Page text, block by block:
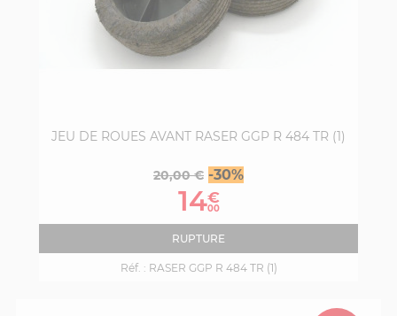
JEU DE ROUES AVANT RASER GGP R 484 TR (1)
Prix
base
20,00 € -30%Prix
14€
00
RUPTURE
Réf. : RASER GGP R 484 TR (1)